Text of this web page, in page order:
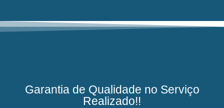
Garantia de Qualidade no Serviço
Realizado!!